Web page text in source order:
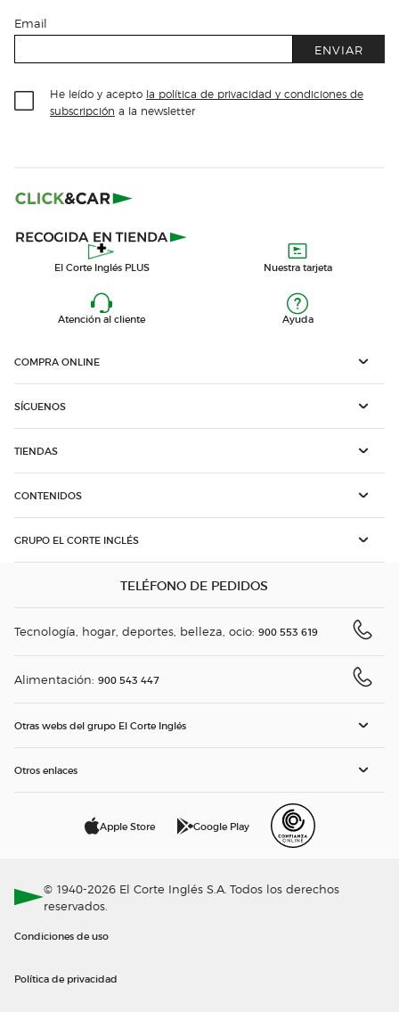
Email
ENVIAR
He leído y acepto la política de privacidad y condiciones de
subscripción a la newsletter
El Corte Inglés PLUS Nuestra tarjeta
Atención al cliente Ayuda
COMPRA ONLINE
SÍGUENOS
TIENDAS
CONTENIDOS
GRUPO EL CORTE INGLÉS
TELÉFONO DE PEDIDOS
Tecnología, hogar, deportes, belleza, ocio: 900 553 619
Alimentación: 900 543 447
Otras webs del grupo El Corte Inglés
Otros enlaces
Apple Store Google Play
© 1940-2026 El Corte Inglés S.A. Todos los derechos
reservados.
Condiciones de uso
Política de privacidad